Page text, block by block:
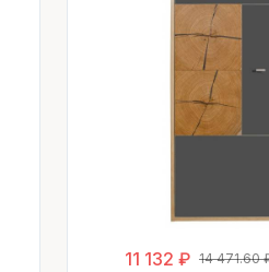
11 132 ₽ 14 471.60